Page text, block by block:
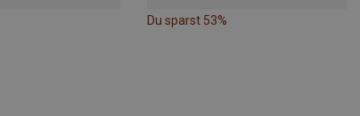
Du sparst 53%